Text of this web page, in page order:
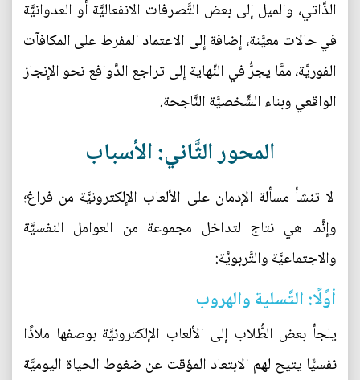
الذَّاتي، والميل إلى بعض التَّصرفات الانفعاليَّة أو العدوانيَّة
في حالات معيَّنة، إضافة إلى الاعتماد المفرط على المكافآت
الفوريَّة، ممَّا يجرُّ في النِّهاية إلى تراجع الدَّوافع نحو الإنجاز
الواقعي وبناء الشَّخصيَّة النَّاجحة.
المحور الثَّاني: الأسباب
لا تنشأ مسألة الإدمان على الألعاب الإلكترونيَّة من فراغ؛
وإنَّما هي نتاج لتداخل مجموعة من العوامل النفسيَّة
والاجتماعيَّة والتَّربويَّة:
أوَّلًا: التَّسلية والهروب
يلجأ بعض الطُّلاب إلى الألعاب الإلكترونيَّة بوصفها ملاذًا
نفسيًّا يتيح لهم الابتعاد المؤقت عن ضغوط الحياة اليوميَّة